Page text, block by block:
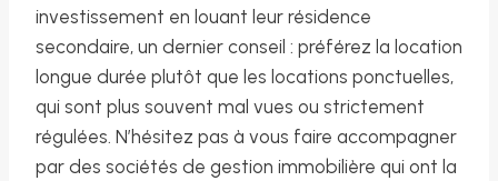
investissement en louant leur résidence
secondaire, un dernier conseil : préférez la location
longue durée plutôt que les locations ponctuelles,
qui sont plus souvent mal vues ou strictement
régulées. N’hésitez pas à vous faire accompagner
par des sociétés de gestion immobilière qui ont la